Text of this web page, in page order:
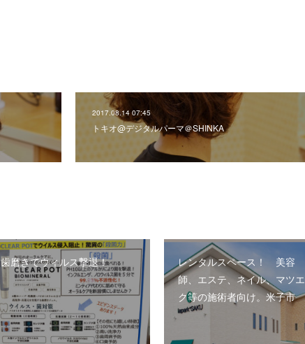
2017.08.14 07:45
トキオ@デジタルパーマ＠SHINKA
歯磨きでウィルス撃退！
レンタルスペース！ 美容
師、エステ、ネイル、マツエ
ク等の施術者向け。米子市